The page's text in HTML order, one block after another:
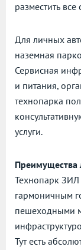
разместить
Для личных
наземная
Сервисная
и питания,
технопарка
услуги.
Преимущества
Технопарк ЗИЛ
гармоничным
пешеходными
Тут есть